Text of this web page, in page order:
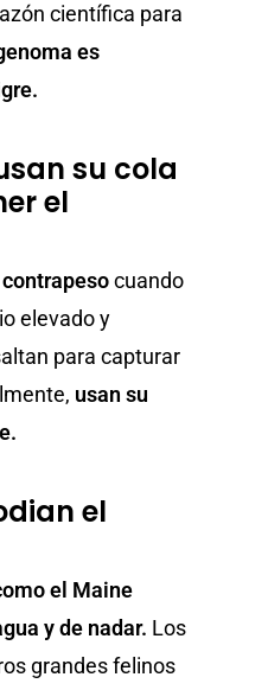
científica para
es
su cola
el
cuando
elevado y
para capturar
usan su
el
el Maine
y de nadar. Los
grandes felinos